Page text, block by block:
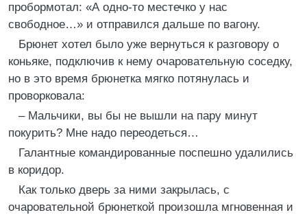
пробормотал: «А одно-то местечко у нас
свободное…» и отправился дальше по вагону.
Брюнет хотел было уже вернуться к разговору о
коньяке, подключив к нему очаровательную соседку,
но в это время брюнетка мягко потянулась и
проворковала:
– Мальчики, вы бы не вышли на пару минут
покурить? Мне надо переодеться…
Галантные командированные поспешно удалились
в коридор.
Как только дверь за ними закрылась, с
очаровательной брюнеткой произошла мгновенная и